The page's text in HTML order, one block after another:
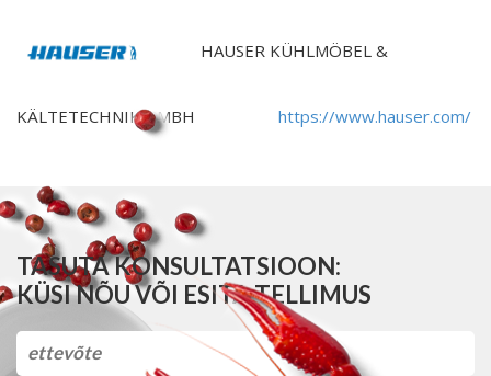
HAUSER KÜHLMÖBEL &
KÄLTETECHNIK GMBH https://www.hauser.com/
TASUTA KONSULTATSIOON:
KÜSI NÕU VÕI ESITA TELLIMUS